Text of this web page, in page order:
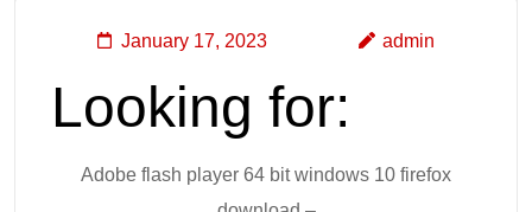
January 17, 2023 admin
Looking for:
Adobe flash player 64 bit windows 10 firefox